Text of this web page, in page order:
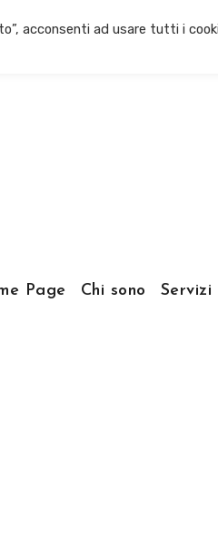
Page Chi sono Servizi
acconsenti ad usare tutti i